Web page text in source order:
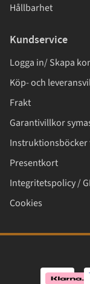
Hållbarhet
Kundservice
Logga in/ Skapa
Köp- och
Frakt
Garantivillkor
Instruktionsböcker
Presentkort
Integritetspolicy /
Cookies